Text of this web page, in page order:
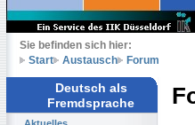
Sie befinden sich hier:
Start
Austausch Forum
Deutsch als
Fremdsprache